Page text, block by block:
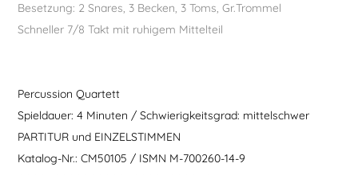
Sextett
Solo
Besetzung: 2 Snares, 3 Becken, 3 Toms, Gr.Trommel
Schneller 7/8 Takt mit ruhigem Mittelteil
Percussion Quartett
Spieldauer: 4 Minuten / Schwierigkeitsgrad: mittelschwer
PARTITUR und EINZELSTIMMEN
Katalog-Nr.: CM50105 / ISMN M-700260-14-9